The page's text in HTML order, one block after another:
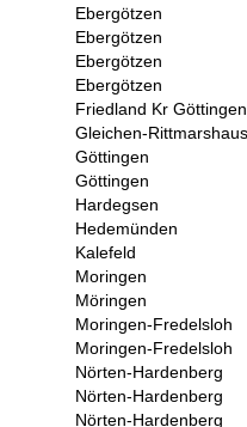
Ebergötzen
Ebergötzen
Ebergötzen
Ebergötzen
Friedland Kr Göttingen
Gleichen-
Göttingen
Göttingen
Hardegsen
Hedemünden
Kalefeld
Moringen
Möringen
Moringen-Fredelsloh
Moringen-Fredelsloh
Nörten-Hardenberg
Nörten-Hardenberg
Nörten-Hardenberg